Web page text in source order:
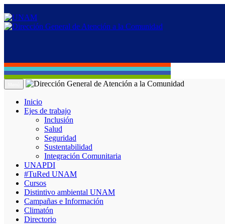
Inicio
Ejes de trabajo
Inclusión
Salud
Seguridad
Sustentabilidad
Integración Comunitaria
UNAPDI
#TuRed UNAM
Cursos
Distintivo ambiental UNAM
Campañas e Información
Climatón
Directorio